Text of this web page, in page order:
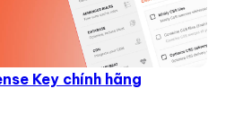
Key chính hãng